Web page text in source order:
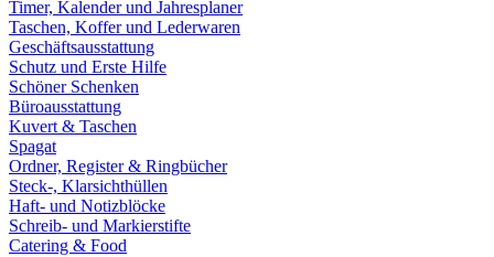
Timer, Kalender und Jahresplaner
Taschen, Koffer und Lederwaren
Geschäftsausstattung
Schutz und Erste Hilfe
Schöner Schenken
Büroausstattung
Kuvert & Taschen
Spagat
Ordner, Register & Ringbücher
Steck-, Klarsichthüllen
Haft- und Notizblöcke
Schreib- und Markierstifte
Catering & Food